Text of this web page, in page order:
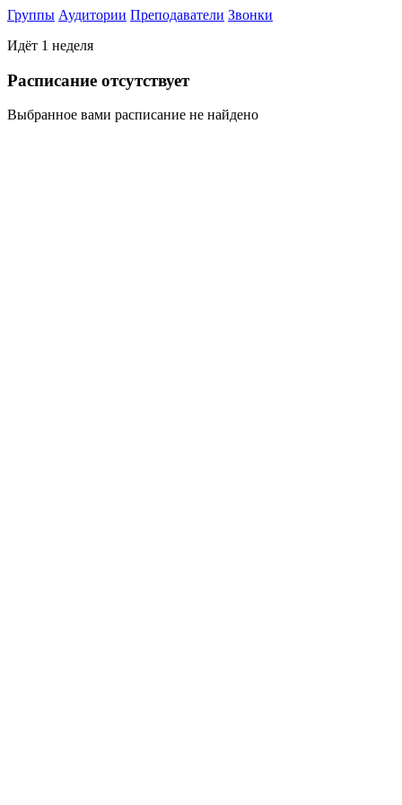
Группы Аудитории Преподаватели Звонки
Идёт 1 неделя
Раcписание отсутствует
Выбранное вами расписание не найдено